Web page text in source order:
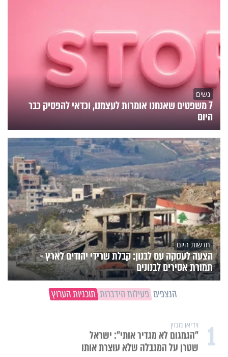
נשים
7 משפטים שאנחנו אומרות לעצמנו, וכדאי להפסיק כבר
היום
חדשות היום
הצעה לעסקה עם לבנון: קבלת שרידי יהודים לארץ -
תמורת אסירים לבנונים
הנצפים פעילות הידברות תוכניות הערוץ
1 וידיאו מגזין
"הגמגום לא מגדיר אותי": ישראל
שטרן על המגבלה שלא עוצרת אותו